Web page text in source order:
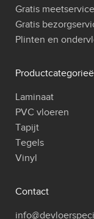
Gratis meetservice
Gratis
Plinten en
Laminaat
PVC vloeren
Tapijt
Tegels
Vinyl
Contact